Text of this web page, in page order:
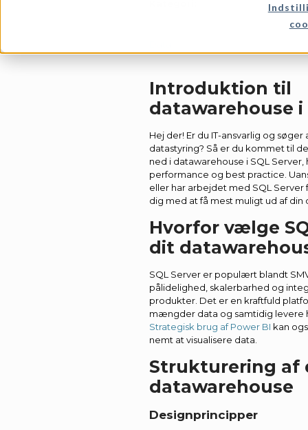
Introduktion til
datawarehouse i
Hej der! Er du IT-ansvarlig og
datastyring? Så er du kommet til
ned i datawarehouse i SQL Server,
performance og best practice.
eller har arbejdet med SQL
dig med at få mest muligt ud af din
Hvorfor vælge
dit
SQL Server er populært blandt
pålidelighed, skalerbarhed og
produkter. Det er en kraftfuld
mængder data og samtidig levere
Strategisk brug af Power BI kan
nemt at visualisere data.
Strukturering af
datawarehouse
Designprincipper